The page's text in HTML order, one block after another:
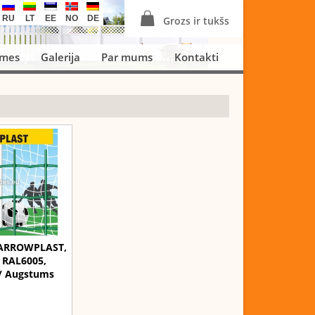
RU LT EE NO DE Grozs ir tukšs
Galerija Par mums Kontakti
Augstums